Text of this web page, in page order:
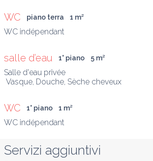
WC piano terra 1 m²
salle d’eau 1° piano 5 m²
Salle d'eau privée
Vasque, Douche, Sèche cheveux
WC 1° piano 1 m²
Servizi aggiuntivi